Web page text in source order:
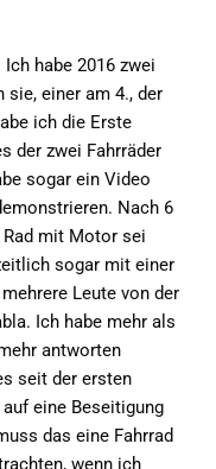
habe 2016 zwei
einer am 4., der
ich die Erste
der zwei Fahrräder
sogar ein Video
Nach 6
mit Motor sei
sogar mit einer
Leute von der
Ich habe mehr als
antworten
seit der ersten
eine Beseitigung
das eine Fahrrad
wenn ich